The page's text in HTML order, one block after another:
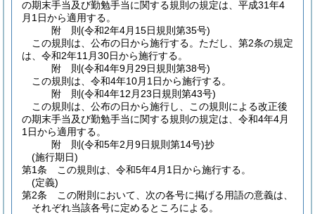
の期末手当及び勤勉手当に関する規則の規定は、平成31年4
月1日から適用する。
附 則(令和2年4月15日規則第35号)
この規則は、公布の日から施行する。 ただし、第2条の規定
は、令和2年11月30日から施行する。
附 則(令和4年9月29日規則第38号)
この規則は、令和4年10月1日から施行する。
附 則(令和4年12月23日規則第43号)
この規則は、公布の日から施行し、この規則による改正後
の期末手当及び勤勉手当に関する規則の規定は、令和4年4月
1日から適用する。
附 則(令和5年2月9日規則第14号)抄
(施行期日)
第1条
この規則は、令和5年4月1日から施行する。
(定義)
第2条
この附則において、次の各号に掲げる用語の意義は、
それぞれ当該各号に定めるところによる。